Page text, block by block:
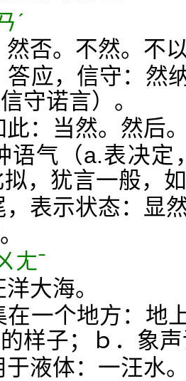
ˊ
否。不然。不
应，信守：然
守诺言）。
：当然。然后
气（a.表决定
，犹言一般，
表示状态：显
ㄤˉ
大海。
一个地方：地
样子；ｂ．象
液体：一汪水